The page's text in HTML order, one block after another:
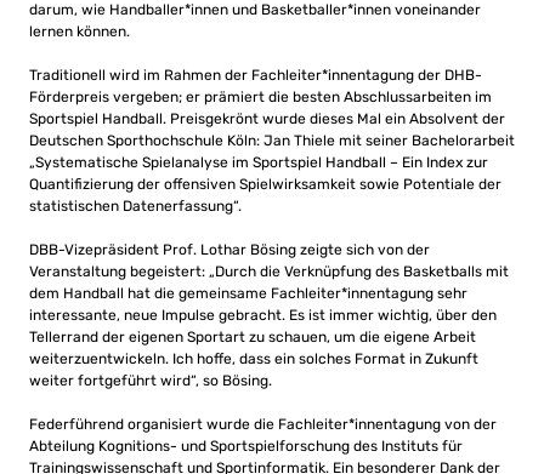
darum, wie Handballer*innen und Basketballer*innen voneinander
lernen können.
Traditionell wird im Rahmen der Fachleiter*innentagung der DHB-
Förderpreis vergeben; er prämiert die besten Abschlussarbeiten im
Sportspiel Handball. Preisgekrönt wurde dieses Mal ein Absolvent der
Deutschen Sporthochschule Köln: Jan Thiele mit seiner Bachelorarbeit
„Systematische Spielanalyse im Sportspiel Handball – Ein Index zur
Quantifizierung der offensiven Spielwirksamkeit sowie Potentiale der
statistischen Datenerfassung“.
DBB-Vizepräsident Prof. Lothar Bösing zeigte sich von der
Veranstaltung begeistert: „Durch die Verknüpfung des Basketballs mit
dem Handball hat die gemeinsame Fachleiter*innentagung sehr
interessante, neue Impulse gebracht. Es ist immer wichtig, über den
Tellerrand der eigenen Sportart zu schauen, um die eigene Arbeit
weiterzuentwickeln. Ich hoffe, dass ein solches Format in Zukunft
weiter fortgeführt wird“, so Bösing.
Federführend organisiert wurde die Fachleiter*innentagung von der
Abteilung Kognitions- und Sportspielforschung des Instituts für
Trainingswissenschaft und Sportinformatik. Ein besonderer Dank der